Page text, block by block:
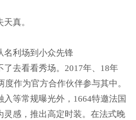
真。
名利场到小众先锋
去看看秀场。2017年、18年
作为官方合作伙伴参与其中。
入等常规曝光外，1664特邀法国
灵感，推出高定时装。在法式晚